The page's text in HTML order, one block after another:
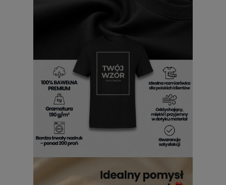
Męskie koszulki z nadrukiem
Nie musisz wiele mówić, gdy masz na sobie
męski T-shirt
Bieszczady z nadrukiem – on zrobi to za Ciebie. Każdy
detal został zaprojektowany tak, by oddać klimat
spontaniczności i autoironii, z której słyną miłośnicy gór. To
idealna propozycja dla tych, którzy lubią wyrażać siebie w
lekkim, żartobliwym stylu, bez przesadnej powagi.koszulka
z nadrukiem Bieszczady męska
pozwala zachować
autentyczność – łączy luz i emocje w sposób, który sprawia,
że każdy dzień nabiera przyjemniejszego tempa. Jeśli lubisz
T-shirt Bieszczady męski z